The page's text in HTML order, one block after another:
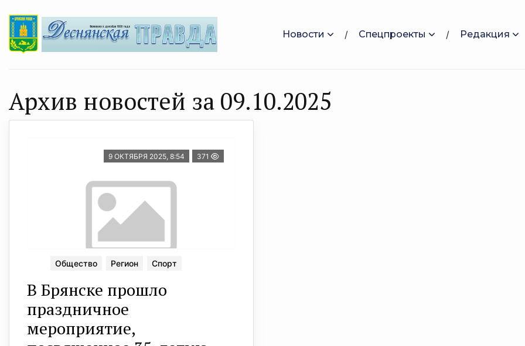
Новости Спецпроекты Редакция
Архив новостей за 09.10.2025
9 ОКТЯБРЯ 2025, 8:54 371
Общество Регион Спорт
В Брянске прошло
праздничное
мероприятие,